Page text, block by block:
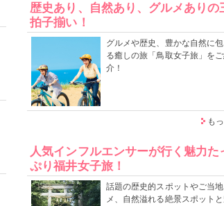
歴史あり、自然あり、グルメありの
拍子揃い！
グルメや歴史、豊かな自然に
る癒しの旅「鳥取女子旅」を
介！
も
人気インフルエンサーが行く魅力た
ぷり福井女子旅！
話題の歴史的スポットやご当
メ、自然溢れる絶景スポット